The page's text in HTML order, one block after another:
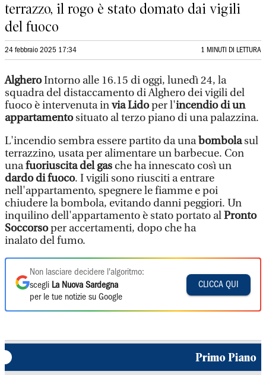
terrazzo, il rogo è stato domato dai vigili
del fuoco
24 febbraio 2025 17:34 1 MINUTI DI LETTURA
AlgheroIntorno alle 16.15 di oggi, lunedì 24, la
squadra del distaccamento di Alghero dei vigili del
fuoco è intervenuta invia Lidoper l'incendio di un
appartamentosituato al terzo piano di una palazzina.
L'incendio sembra essere partito da una bombolasul
terrazzino, usata per alimentare un barbecue. Con
unafuoriuscita del gas che ha innescato così un
dardo di fuoco. I vigili sono riusciti a entrare
nell'appartamento, spegnere le fiamme e poi
chiudere la bombola, evitando danni peggiori. Un
inquilino dell'appartamento è stato portato alPronto
Soccorsoper accertamenti, dopo che ha
inalato del fumo.
Non lasciare decidere l'algoritmo:
scegli La Nuova Sardegna
per le tue notizie su Google
CLICCA QUI
Primo Piano